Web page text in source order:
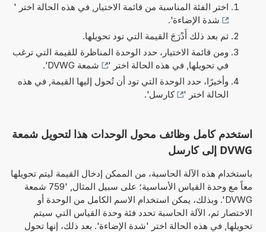
اختر الفئة المناسبة من قائمة الاختيار, في هذه الحالة اختر '
شدة الإضاءة'.
ثم بعد ذلك أَدْرَجَ القيمة التي تود تحويلها.
ومن قائمة الاختيار، حدد الوحدة المناظرة للقيمة التي ترغب
في تحويلها, في هذه الحالة اختر '
شمعة DVWG
'.
وأخيرًا، حدد الوحدة التي تود أن تُحول إليها القيمة, في هذه
الحالة اختر '
كارسل'.
استخدم كامل وظائف محول الوحدات هذا لتحويل شمعة
DVWG إلى كارسل
باستخدام هذه الآلة الحاسبة، من الممكن إدخال القيمة ليتم تحويلها
معاً مع وحدة القياس الأساسية؛ على سبيل المثال, '759 شمعة
DVWG'. وبذلك، يمكن استخدام الاسم الكامل من الوحدة أو
الاختصار ثم، الآلة الحاسبة تحدد فئة وحدة القياس التي سيتم
تحويلها, في هذه الحالة اختر 'شدة الإضاءة'. بعد ذلك، إنها تحول